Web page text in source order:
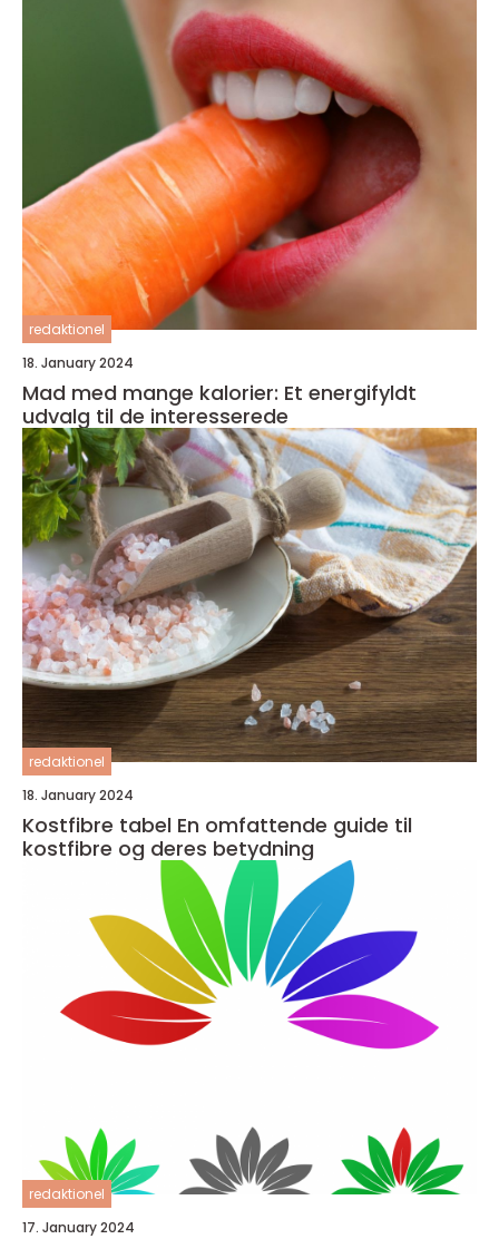
redaktionel
18. January 2024
Mad med mange kalorier: Et energifyldt
udvalg til de interesserede
redaktionel
18. January 2024
Kostfibre tabel En omfattende guide til
kostfibre og deres betydning
redaktionel
17. January 2024